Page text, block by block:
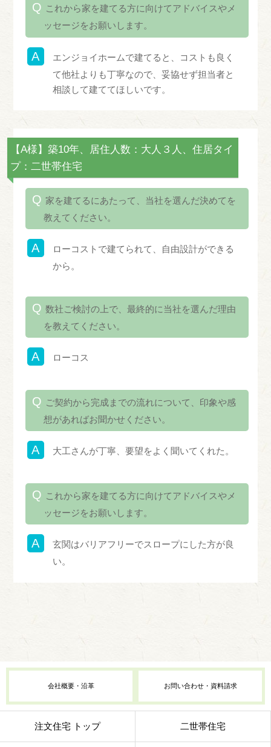
これから家を建てる方に向けてアドバイスやメ
ッセージをお願いします。
エンジョイホームで建てると、コストも良く
て他社よりも丁寧なので、妥協せず担当者と
相談して建ててほしいです。
【A様】築10年、居住人数：大人３人、住居タイ
プ：二世帯住宅
家を建てるにあたって、当社を選んだ決めてを
教えてください。
ローコストで建てられて、自由設計ができる
から。
数社ご検討の上で、最終的に当社を選んだ理由
を教えてください。
ローコス
ご契約から完成までの流れについて、印象や感
想があればお聞かせください。
大工さんが丁寧、要望をよく聞いてくれた。
これから家を建てる方に向けてアドバイスやメ
ッセージをお願いします。
玄関はバリアフリーでスロープにした方が良
い。
会社概要・沿革 お問い合わせ・資料請求
注文住宅 トップ 二世帯住宅